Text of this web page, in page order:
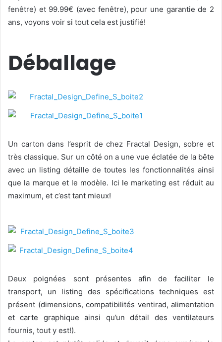
fenêtre) et 99.99€ (avec fenêtre), pour une garantie de 2
ans, voyons voir si tout cela est justifié!
Déballage
Un carton dans l’esprit de chez Fractal Design, sobre et
très classique. Sur un côté on a une vue éclatée de la bête
avec un listing détaille de toutes les fonctionnalités ainsi
que la marque et le modèle. Ici le marketing est réduit au
maximum, et c’est tant mieux!
Deux poignées sont présentes afin de faciliter le
transport, un listing des spécifications techniques est
présent (dimensions, compatibilités ventirad, alimentation
et carte graphique ainsi qu’un détail des ventilateurs
fournis, tout y est!).